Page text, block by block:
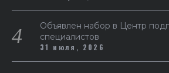
Объявлен набор в Центр
специалистов
31 июля, 2026